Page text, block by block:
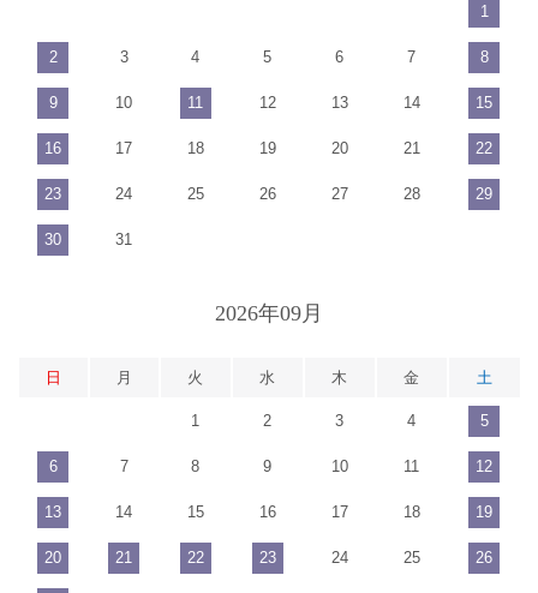
1
2 3 4 5 6 7 8
9 10 11 12 13 14 15
16 17 18 19 20 21 22
23 24 25 26 27 28 29
30 31
2026年09月
日 月 火 水 木 金 土
1 2 3 4 5
6 7 8 9 10 11 12
13 14 15 16 17 18 19
20 21 22 23 24 25 26